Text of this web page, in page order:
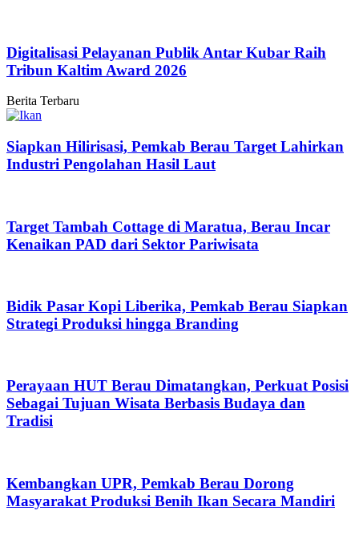
Digitalisasi Pelayanan Publik Antar Kubar Raih
Tribun Kaltim Award 2026
Berita Terbaru
Siapkan Hilirisasi, Pemkab Berau Target Lahirkan
Industri Pengolahan Hasil Laut
Target Tambah Cottage di Maratua, Berau Incar
Kenaikan PAD dari Sektor Pariwisata
Bidik Pasar Kopi Liberika, Pemkab Berau Siapkan
Strategi Produksi hingga Branding
Perayaan HUT Berau Dimatangkan, Perkuat Posisi
Sebagai Tujuan Wisata Berbasis Budaya dan
Tradisi
Kembangkan UPR, Pemkab Berau Dorong
Masyarakat Produksi Benih Ikan Secara Mandiri